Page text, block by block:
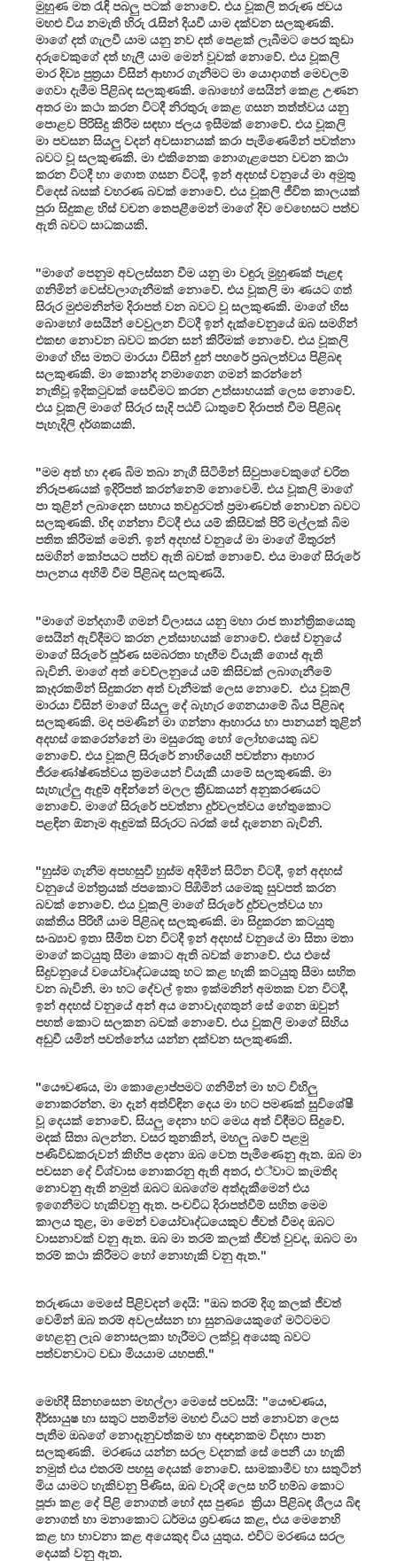
මුහුණ මත රැඳි පබලු පටක් නොවේ. එය වූකලි තරුණ ජවය
මහළු විය නමැති හිරු රැසින් දියවී යාම දක්වන සලකුණකි.
මාගේ දත් ගැලවී යාම යනු නව දත් පෙළක් ලැබීමට පෙර කුඩා
දරුවෙකුගේ දත් හැලී යාම මෙන් වූවක් නොවේ. එය වූකලි
මාර දිව්‍ය පුත්‍රයා විසින් ආහාර ගැනීමට මා යොදාගත් මෙවලම්
ගෙවා දැමීම පිළිබඳ සලකුණකි. බොහෝ සෙයින් කෙළ උණන
අතර මා කථා කරන විටදී නිරතුරු කෙළ ගසන තත්ත්වය යනු
පොළව පිරිසිදු කිරීම සඳහා ජලය ඉසීමක් නොවේ. එය වූකලි
මා පවසන සියලු වදන් අවසානයක් කරා පැමිණෙමින් පවත්නා
බවට වූ සලකුණකි. මා එකිනෙක නොගැළපෙන වචන කථා
කරන විටදී හා ගොත ගසන විටදී, ඉන් අදහස් වනුයේ මා අමුතු
විදෙස් බසක් වහරණ බවක් නොවේ. එය වූකලි ජීවිත කාලයක්
පුරා සිදුකළ හිස් වචන තෙපළීමෙන් මාගේ දිව වෙහෙසට පත්ව
ඇති බවට සාධකයකි.
"මාගේ පෙනුම අවලස්සන වීම යනු මා වඳුරු මුහුණක් පැළඳ
ගනිමින් වෙස්වලාගැනීමක් නොවේ. එය වූකලි මා ණයට ගත්
සිරුර මුළුමනින්ම දිරාපත් වන බවට වූ සලකුණකි. මාගේ හිස
බොහෝ සෙයින් වෙවුලන විටදී ඉන් දැක්වෙනුයේ ඔබ සමගින්
එකඟ නොවන බවට කරන සන් කිරීමක් නොවේ. එය වූකලි
මාගේ හිස මතට මාරයා විසින් දුන් පහරේ ප්‍රබලත්වය පිළිබඳ
සලකුණකි. මා කොන්ද නමාගෙන ගමන් කරන්නේ
නැතිවූ ඉදිකටුවක් සෙවීමට කරන උත්සාහයක් ලෙස නොවේ.
එය වූකලි මාගේ සිරුර සැදි පඨවි ධාතුවේ දිරාපත් වීම පිළිබඳ
පැහැදිලි දර්ශකයකි.
"මම අත් හා දණ බිම තබා නැගී සිටිමින් සිවුපාවෙකුගේ චරිත
නිරූපණයක් ඉදිරිපත් කරන්නෙම් නොවෙමි. එය වූකලි මාගේ
පා තුළින් ලබාදෙන සහාය තවදුරටත් ප්‍රමාණවත් නොවන බවට
සලකුණකි. හිඳ ගන්නා විටදී එය යම් කිසිවක් පිරි මල්ලක් බිම
පතිත කිරීමක් මෙනි. ඉන් අදහස් වනුයේ මා මාගේ මිතුරන්
සමගින් කෝපයට පත්ව ඇති බවක් නොවේ. එය මාගේ සිරුරේ
පාලනය අහිමි වීම පිළිබඳ සලකුණයි.
"මාගේ මන්දගාමී ගමන් විලාසය යනු මහා රාජ තාන්ත්‍රිකයෙකු
සෙයින් ඇවිදීමට කරන උත්සාහයක් නොවේ. එසේ වනුයේ
මාගේ සිරුරේ පූර්ණ සමබරතා හැඟීම වියැකී ගොස් ඇති
බැවිනි. මාගේ අත් වෙව්ලනුයේ යම් කිසිවක් ලබාගැනීමේ
කෑදරකමින් සිදුකරන අත් වැනීමක් ලෙස නොවේ. එය වූකලි
මාරයා විසින් මාගේ සියලු දේ බැහැර ගෙනයාමේ බිය පිළිබඳ
සලකුණකි. මද පමණින් මා ගන්නා ආහාරය හා පානයන් තුළින්
අදහස් කෙරෙන්නේ මා මසුරෙකු හෝ ලෝභයෙකු බව
නොවේ. එය වූකලි සිරුරේ නාභියෙහි පවත්නා ආහාර
ජීරණෝෂ්ණත්වය ක්‍රමයෙන් වියැකී යාමේ සලකුණකි. මා
සැහැල්ලු ඇඳුම් අඳින්නේ මලල ක්‍රීඩකයන් අනුකරණයට
නොවේ. මාගේ සිරුරේ පවත්නා දුර්වලත්වය හේතුකොට
පළඳින ඕනෑම ඇඳුමක් සිරුරට බරක් සේ දැනෙන බැවිනි.
"හුස්ම ගැනීම අපහසුවී හුස්ම අදිමින් සිටින විටදී, ඉන් අදහස්
වනුයේ මන්ත්‍රයක් ජපකොට පිඹිමින් යමෙකු සුවපත් කරන
බවක් නොවේ. එය වූකලි මාගේ සිරුරේ දුර්වලත්වය හා
ශක්තිය පිරිහී යාම පිළිබඳ සලකුණකි. මා සිදුකරන කටයුතු
සංඛ්‍යාව ඉතා සීමිත වන විටදී ඉන් අදහස් වනුයේ මා සිතා මතා
මාගේ කටයුතු සීමා කොට ඇති බවක් නොවේ. එය එසේ
සිදුවනුයේ වයෝවෘද්ධයෙකු හට කළ හැකි කටයුතු සීමා සහිත
වන බැවිනි. මා හට දේවල් ඉතා ඉක්මනින් අමතක වන විටදී,
ඉන් අදහස් වනුයේ අන් අය නොවැදගතුන් සේ ගෙන ඔවුන්
පහත් කොට සලකන බවක් නොවේ. එය වූකලි මාගේ සිහිය
අඩුවී යමින් පවත්නේය යන්න දක්වන සලකුණකි.
"යෞවණය, මා කොළොප්පමට ගනිමින් මා හට විහිලු
නොකරන්න. මා දැන් අත්විඳින දෙය මා හට පමණක් සුවිශේෂී
වූ දෙයක් නොවේ. සියලු දෙනා හට මෙය අත් විඳීමට සිදුවේ.
මදක් සිතා බලන්න. වසර තුනකින්, මහලු බවේ පළමු
පණිවිඩකරුවන් කිහිප දෙනා ඔබ වෙත පැමිණෙනු ඇත. ඔබ මා
පවසන දේ විශ්වාස නොකරනු ඇති අතර, එ්වාට කැමතිද
නොවනු ඇති නමුත් ඔබට ඔබගේම අත්දැකීමෙන් එය
ඉගෙනීමට හැකිවනු ඇත. පංචවිධ දිරාපත්වීම් සහිත මෙම
කාලය තුළ, මා මෙන් වයෝවෘද්ධයෙකුව ජීවත් වීමද ඔබට
වාසනාවක් වනු ඇත. ඔබ මා තරම් කලක් ජීවත් වුවද, ඔබට මා
තරම් කථා කිරීමට හෝ නොහැකි වනු ඇත."
තරුණයා මෙසේ පිළිවදන් දෙයි: "ඔබ තරම් දිගු කලක් ජීවත්
වෙමින් ඔබ තරම් අවලස්සන හා සුනඛයෙකුගේ මට්ටමට
හෙළනු ලැබ නොසලකා හැරීමට ලක්වූ අයෙකු බවට
පත්වනවාට වඩා මියයාම යහපති."
මෙහිදී සිනහසෙන මහල්ලා මෙසේ පවසයි: "යෞවණය,
දීර්ඝායුෂ හා සතුට පතමින්ම මහළු වියට පත් නොවන ලෙස
පැතීම ඔබගේ නොදැනුවත්කම හා අඥානකම විදහා පාන
සලකුණකි. මරණය යන්න සරල වදනක් සේ පෙනී යා හැකි
නමුත් එය එතරම් පහසු දෙයක් නොවේ. සාමකාමීව හා සතුටින්
මිය යාමට හැකිවනු පිණිස, ඔබ වැරදි ලෙස හරි හම්බ කොට
පූජා කළ දේ පිළි නොගත් හෝ දස පුණ්‍ය ක්‍රියා පිළිබඳ ශීලය බිඳ
නොගත් හා මනාකොට ධර්මය ශ්‍රවණය කළ, එය මෙනෙහි
කළ හා භාවනා කළ අයෙකුද විය යුතුය. එවිට මරණය සරල
දෙයක් වනු ඇත.